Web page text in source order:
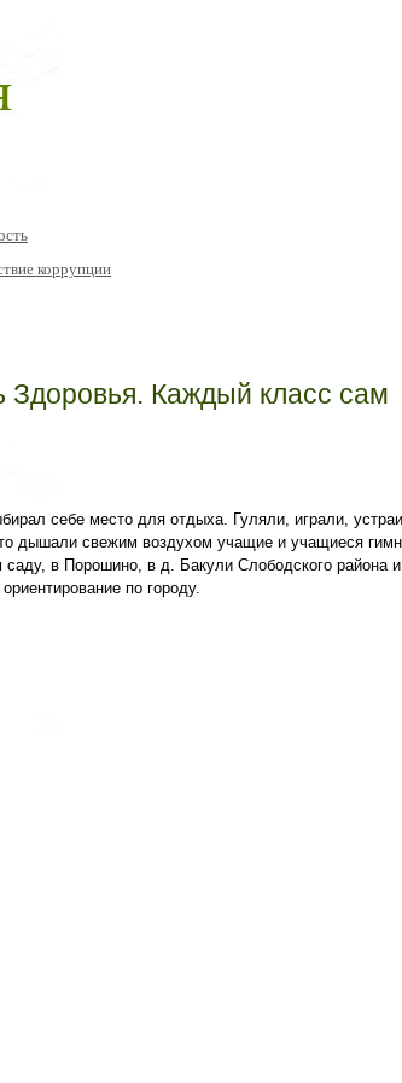
коррупции
Здоровья. Каждый класс сам
себе место для отдыха. Гуляли, играли,
дышали свежим воздухом учащие и учащиеся
в Порошино, в д. Бакули Слободского района и
по городу.